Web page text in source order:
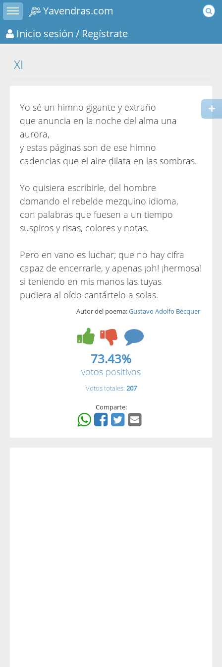
Toggle sidebar
Yavendras.com
Inicio sesión / Regístrate
XI
Yo sé un himno gigante y extraño
que anuncia en la noche del alma una
aurora,
y estas páginas son de ese himno
cadencias que el aire dilata en las sombras.
Yo quisiera escribirle, del hombre
domando el rebelde mezquino idioma,
con palabras que fuesen a un tiempo
suspiros y risas, colores y notas.
Pero en vano es luchar; que no hay cifra
capaz de encerrarle, y apenas ¡oh! ¡hermosa!
si teniendo en mis manos las tuyas
pudiera al oído cantártelo a solas.
Autor del poema:Gustavo Adolfo Bécquer
73.43%
votos positivos
Votos totales: 207
Comparte: